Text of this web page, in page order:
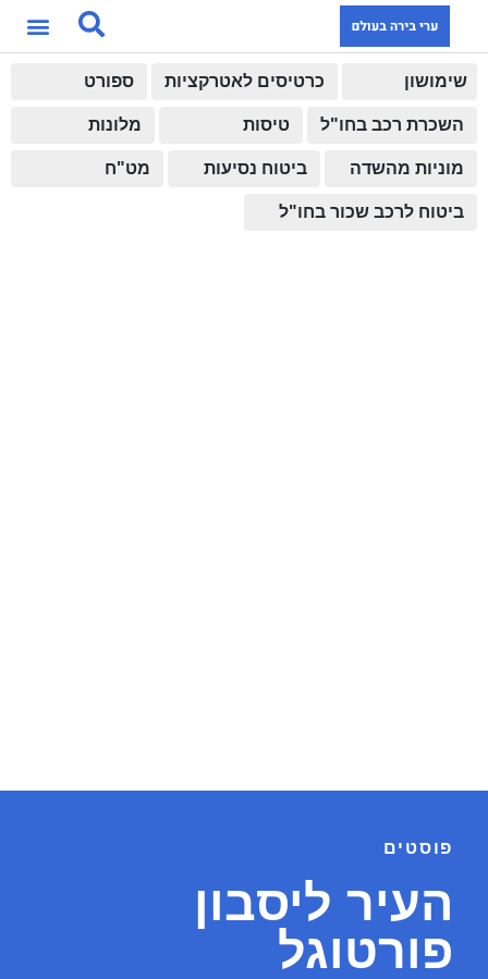
שימושון כרטיסים לאטרקציות ספורט
השכרת רכב בחו"ל טיסות מלונות
מוניות מהשדה ביטוח נסיעות מט"ח
ביטוח לרכב שכור בחו"ל
פוסטים
העיר ליסבון
פורטוגל